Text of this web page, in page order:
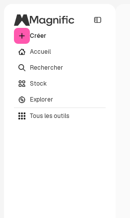
Créer
Accueil
Rechercher
Stock
Explorer
Tous les outils